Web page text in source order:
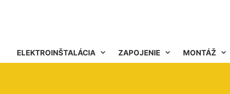
ELEKTROINŠTALÁCIA ZAPOJENIE MONTÁŽ